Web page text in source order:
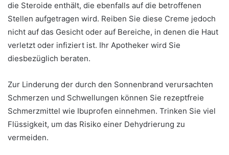
die Steroide enthält, die ebenfalls auf die betroffenen
Stellen aufgetragen wird. Reiben Sie diese Creme jedoch
nicht auf das Gesicht oder auf Bereiche, in denen die Haut
verletzt oder infiziert ist. Ihr Apotheker wird Sie
diesbezüglich beraten.
Zur Linderung der durch den Sonnenbrand verursachten
Schmerzen und Schwellungen können Sie rezeptfreie
Schmerzmittel wie Ibuprofen einnehmen. Trinken Sie viel
Flüssigkeit, um das Risiko einer Dehydrierung zu
vermeiden.